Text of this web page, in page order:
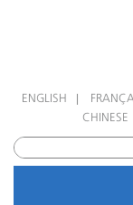
ENGLISH
CHINESE